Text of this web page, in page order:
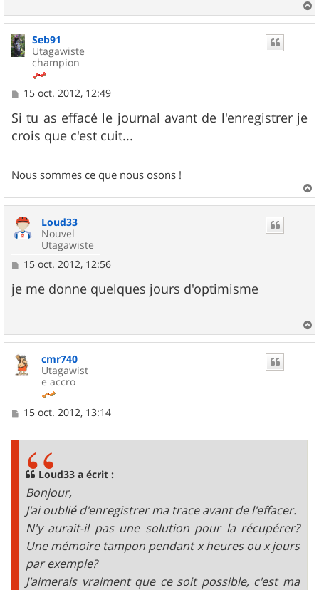
a
Seb91
Utagawiste
champion
M
s
s
a
15 oct. 2012, 12:49
Si tu as effacé le journal avant de l'enregistrer je
crois que c'est cuit...
Nous sommes ce que nous osons !
a
Loud33
Nouvel
Utagawiste
M
s
s
e
15 oct. 2012, 12:56
je me donne quelques jours d'optimisme
a
cmr740
Utagawist
e accro
M15 oct. 2012, 13:14
Loud33 a écrit :
Bonjour,
J'ai oublié d'enregistrer ma trace avant de l'effacer.
N'y aurait-il pas une solution pour la récupérer?
Une mémoire tampon pendant x heures ou x jours
par exemple?
J'aimerais vraiment que ce soit possible, c'est ma